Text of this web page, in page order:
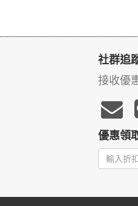
社群追
接收優
優惠領